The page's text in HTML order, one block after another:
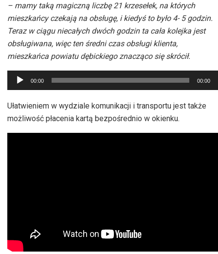
– mamy taką magiczną liczbę 21 krzesełek, na których
mieszkańcy czekają na obsługę, i kiedyś to było 4- 5 godzin.
Teraz w ciągu niecałych dwóch godzin ta cała kolejka jest
obsługiwana, więc ten średni czas obsługi klienta,
mieszkańca powiatu dębickiego znacząco się skrócił.
Odtwarzacz
plików
dźwiękowych
00:00 00:00
Ułatwieniem w wydziale komunikacji i transportu jest także
możliwość płacenia kartą bezpośrednio w okienku.